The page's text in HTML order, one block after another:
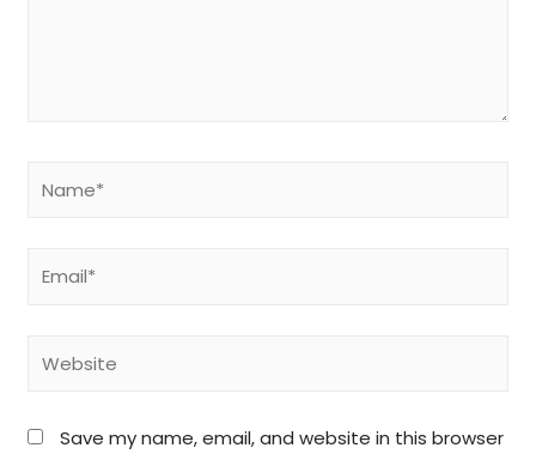
Save my name, email, and website in this browser